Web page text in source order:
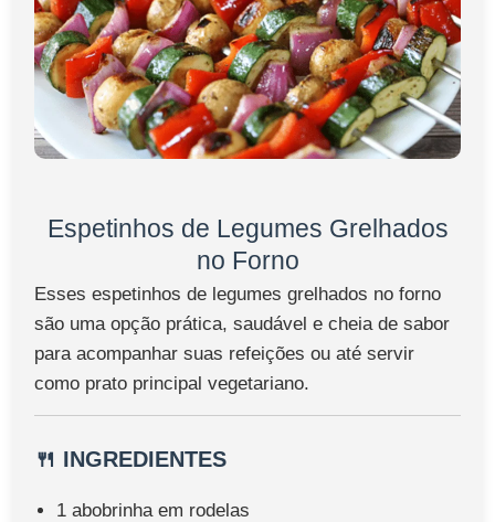
Espetinhos de Legumes Grelhados
no Forno
Esses espetinhos de legumes grelhados no forno
são uma opção prática, saudável e cheia de sabor
para acompanhar suas refeições ou até servir
como prato principal vegetariano.
🍴 INGREDIENTES
1 abobrinha em rodelas